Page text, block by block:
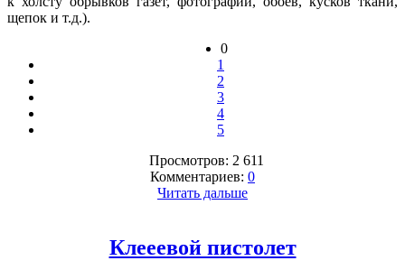
щепок и т.д.).
0
1
2
3
4
5
Просмотров: 2 611
Комментариев: 0
Читать дальше
Клееевой пистолет